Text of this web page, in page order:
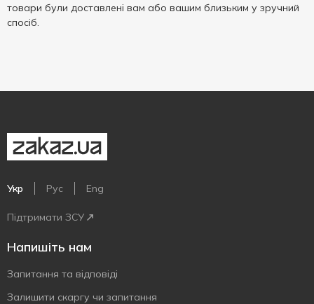
товари були доставлені вам або вашим близьким у зручний
спосіб.
Укр Рус Eng
Підтримати ЗСУ
Напишіть нам
Запитання та відповіді
Залишити скаргу чи запитання